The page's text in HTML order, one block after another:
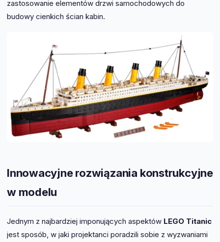
zastosowanie elementów drzwi samochodowych do
budowy cienkich ścian kabin.
Innowacyjne rozwiązania konstrukcyjne
w modelu
Jednym z najbardziej imponujących aspektów LEGO Titanic
jest sposób, w jaki projektanci poradzili sobie z wyzwaniami